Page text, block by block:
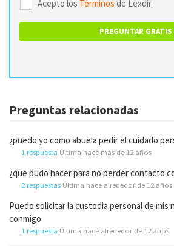
Acepto los Términos de Lexdir.
Preguntas relacionadas
¿puedo yo como abuela pedir el cuidado
1 respuesta Última hace más de 12 años
¿que pudo hacer para no perder contacto
2 respuestas Última hace alrededor de 12 años
Puedo solicitar la custodia personal de mis
conmigo
1 respuesta Última hace alrededor de 12 años